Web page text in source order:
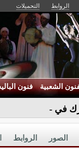
الروابط التحميلات
الشعبية فنون
في الحفل -
الروابط الصور